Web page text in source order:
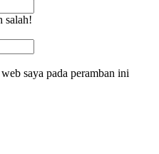
salah!
saya pada peramban ini